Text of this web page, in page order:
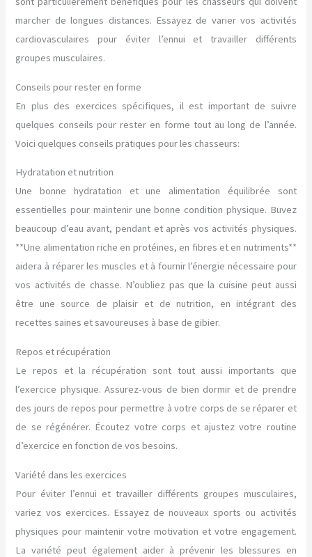
marcher de longues distances. Essayez de varier vos activités
cardiovasculaires pour éviter l’ennui et travailler différents
groupes musculaires.
Conseils pour rester en forme
En plus des exercices spécifiques, il est important de suivre
quelques conseils pour rester en forme tout au long de l’année.
Voici quelques conseils pratiques pour les chasseurs:
Hydratation et nutrition
Une bonne hydratation et une alimentation équilibrée sont
essentielles pour maintenir une bonne condition physique. Buvez
beaucoup d’eau avant, pendant et après vos activités physiques.
**Une alimentation riche en protéines, en fibres et en nutriments**
aidera à réparer les muscles et à fournir l’énergie nécessaire pour
vos activités de chasse. N’oubliez pas que la cuisine peut aussi
être une source de plaisir et de nutrition, en intégrant des
recettes saines et savoureuses à base de gibier.
Repos et récupération
Le repos et la récupération sont tout aussi importants que
l’exercice physique. Assurez-vous de bien dormir et de prendre
des jours de repos pour permettre à votre corps de se réparer et
de se régénérer. Écoutez votre corps et ajustez votre routine
d’exercice en fonction de vos besoins.
Variété dans les exercices
Pour éviter l’ennui et travailler différents groupes musculaires,
variez vos exercices. Essayez de nouveaux sports ou activités
physiques pour maintenir votre motivation et votre engagement.
La variété peut également aider à prévenir les blessures en